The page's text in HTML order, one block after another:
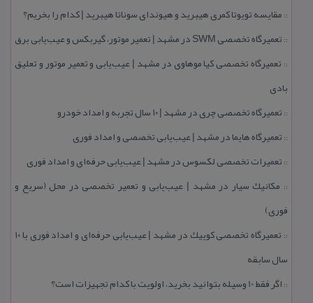
:: مقایسه تویوتا كمری هیبرید و هیوندای سوناتا هیبرید | كدام را بخریم؟
:: تعمیرگاه تخصصی SWM در مشهد | تعمیر موتور، گیربكس و عیب‌یابی برق
:: تعمیرگاه تخصصی كیا موهاوی در مشهد | عیب‌یابی و تعمیر موتور و تعلیق
بادی
:: تعمیرگاه تخصصی چری در مشهد | ۱۰ سال تجربه و امداد خودرو
:: تعمیرگاه هایما در مشهد | عیب‌یابی تخصصی و امداد فوری
:: تعمیرات تخصصی لكسوس در مشهد | عیب‌یابی حرفه‌ای و امداد فوری
:: مكانیك سیار در مشهد | عیب‌یابی و تعمیر تخصصی در محل (سریع و
فوری)
::
تعمیرگاه تخصصی كوییك در مشهد | عیب‌یابی حرفه‌ای و امداد فوری با ۱۰
سال سابقه
:: اگر فقط 10 وسیله بتوانید بخرید، اولویت با كدام تجهیزات است؟